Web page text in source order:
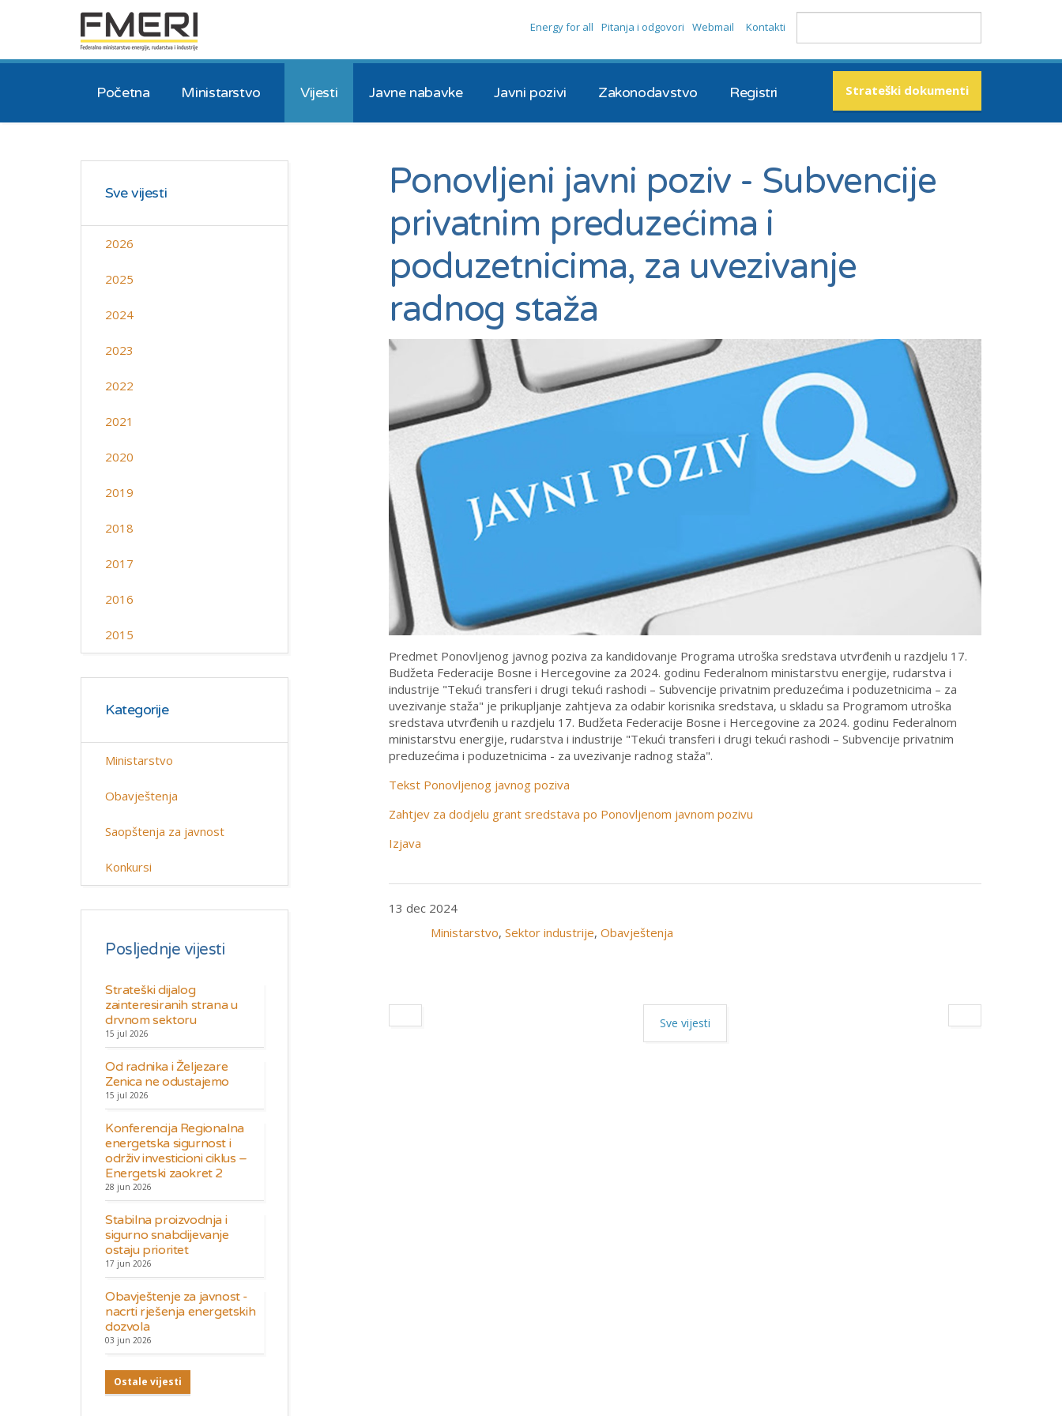
Strateški dokumenti
Početna Ministarstvo Vijesti Javne nabavke Javni pozivi Zakonodavstvo Registri
Energy for all Pitanja i odgovori Webmail Kontakti
Ponovljeni javni poziv - Subvencije
privatnim preduzećima i
poduzetnicima, za uvezivanje
radnog staža
Predmet Ponovljenog javnog poziva za kandidovanje Programa utroška sredstava utvrđenih u razdjelu 17.
Budžeta Federacije Bosne i Hercegovine za 2024. godinu Federalnom ministarstvu energije, rudarstva i
industrije "Tekući transferi i drugi tekući rashodi – Subvencije privatnim preduzećima i poduzetnicima – za
uvezivanje staža" je prikupljanje zahtjeva za odabir korisnika sredstava, u skladu sa Programom utroška
sredstava utvrđenih u razdjelu 17. Budžeta Federacije Bosne i Hercegovine za 2024. godinu Federalnom
ministarstvu energije, rudarstva i industrije "Tekući transferi i drugi tekući rashodi – Subvencije privatnim
preduzećima i poduzetnicima - za uvezivanje radnog staža".
Tekst Ponovljenog javnog poziva
Zahtjev za dodjelu grant sredstava po Ponovljenom javnom pozivu
Izjava
13 dec 2024
Ministarstvo, Sektor industrije, Obavještenja
Sve vijesti
Sve vijesti
2026
2025
2024
2023
2022
2021
2020
2019
2018
2017
2016
2015
Kategorije
Ministarstvo
Obavještenja
Saopštenja za javnost
Konkursi
Posljednje vijesti
Strateški dijalog
zainteresiranih strana u
drvnom sektoru
15 jul 2026
Od radnika i Željezare
Zenica ne odustajemo
15 jul 2026
Konferencija Regionalna
energetska sigurnost i
održiv investicioni ciklus –
Energetski zaokret 2
28 jun 2026
Stabilna proizvodnja i
sigurno snabdijevanje
ostaju prioritet
17 jun 2026
Obavještenje za javnost -
nacrti rješenja energetskih
dozvola
03 jun 2026
Ostale vijesti